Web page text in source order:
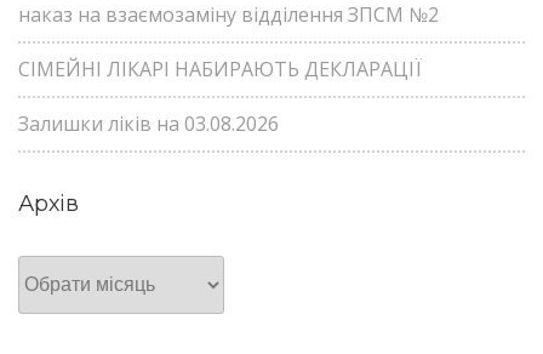
наказ на взаємозаміну відділення ЗПСМ №2
СІМЕЙНІ ЛІКАРІ НАБИРАЮТЬ ДЕКЛАРАЦІЇ
Залишки ліків на 03.08.2026
Архів
Архів